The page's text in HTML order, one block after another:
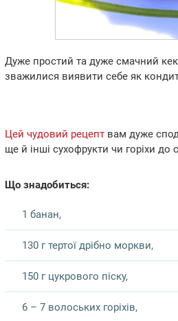
Дуже простий та дуже смачний
зважилися виявити себе як
Цей чудовий рецепт вам дуже
ще й інші сухофрукти чи горіхи до
Що знадобиться:
1 банан,
130 г тертої дрібно моркви,
150 г цукрового піску,
6 – 7 волоських горіхів,